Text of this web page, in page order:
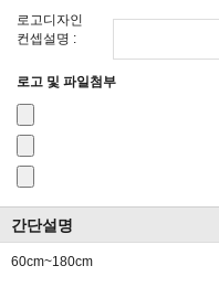
로고디자인
컨셉설명 :
로고 및 파일첨부
간단설명
60cm~180cm